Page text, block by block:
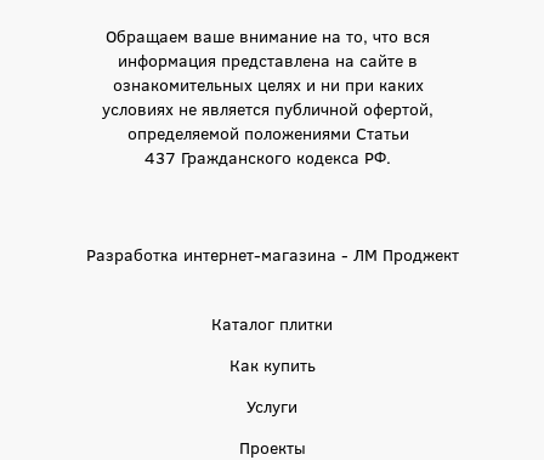
Обращаем ваше внимание на то, что вся
информация представлена на сайте в
ознакомительных целях и ни при каких
условиях не является публичной офертой,
определяемой положениями Статьи
437 Гражданского кодекса РФ.
Разработка интернет-магазина - ЛМ Проджект
Каталог плитки
Как купить
Услуги
Проекты